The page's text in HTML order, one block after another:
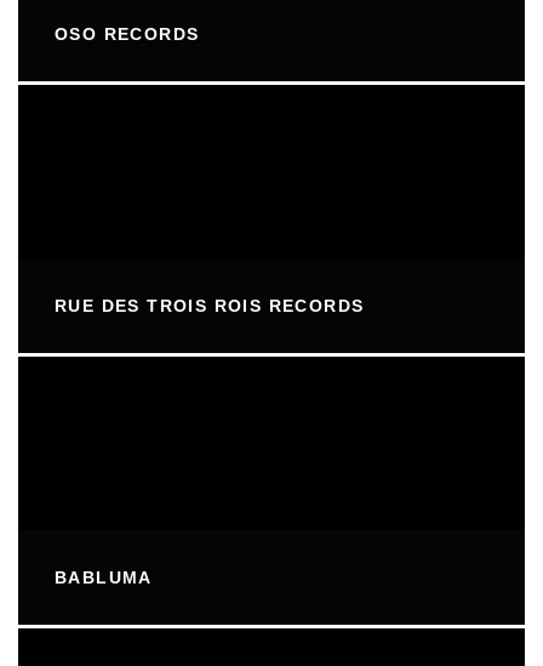
OSO RECORDS
RUE DES TROIS ROIS RECORDS
BABLUMA